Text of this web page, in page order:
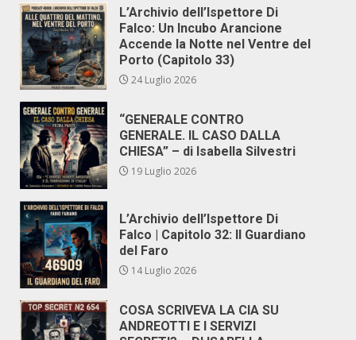
L’Archivio dell’Ispettore Di
Falco: Un Incubo Arancione
Accende la Notte nel Ventre del
Porto (Capitolo 33)
24 Luglio 2026
“GENERALE CONTRO
GENERALE. IL CASO DALLA
CHIESA” – di Isabella Silvestri
19 Luglio 2026
L’Archivio dell’Ispettore Di
Falco | Capitolo 32: Il Guardiano
del Faro
14 Luglio 2026
COSA SCRIVEVA LA CIA SU
ANDREOTTI E I SERVIZI